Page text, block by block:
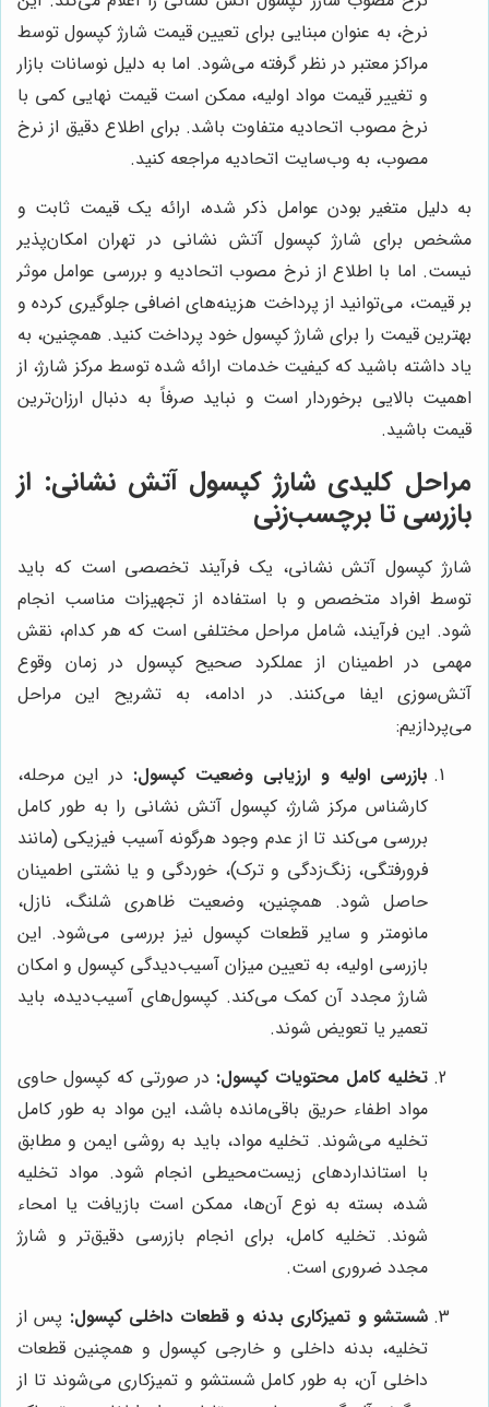
نرخ، به عنوان مبنایی برای تعیین قیمت شارژ کپسول توسط
مراکز معتبر در نظر گرفته می‌شود. اما به دلیل نوسانات بازار
و تغییر قیمت مواد اولیه، ممکن است قیمت نهایی کمی با
نرخ مصوب اتحادیه متفاوت باشد. برای اطلاع دقیق از نرخ
مصوب، به وب‌سایت اتحادیه مراجعه کنید.
به دلیل متغیر بودن عوامل ذکر شده، ارائه یک قیمت ثابت و
مشخص برای شارژ کپسول آتش نشانی در تهران امکان‌پذیر
نیست. اما با اطلاع از نرخ مصوب اتحادیه و بررسی عوامل موثر
بر قیمت، می‌توانید از پرداخت هزینه‌های اضافی جلوگیری کرده و
بهترین قیمت را برای شارژ کپسول خود پرداخت کنید. همچنین، به
یاد داشته باشید که کیفیت خدمات ارائه شده توسط مرکز شارژ، از
اهمیت بالایی برخوردار است و نباید صرفاً به دنبال ارزان‌ترین
قیمت باشید.
مراحل کلیدی شارژ کپسول آتش نشانی: از
بازرسی تا برچسب‌زنی
شارژ کپسول آتش نشانی، یک فرآیند تخصصی است که باید
توسط افراد متخصص و با استفاده از تجهیزات مناسب انجام
شود. این فرآیند، شامل مراحل مختلفی است که هر کدام، نقش
مهمی در اطمینان از عملکرد صحیح کپسول در زمان وقوع
آتش‌سوزی ایفا می‌کنند. در ادامه، به تشریح این مراحل
می‌پردازیم:
بازرسی اولیه و ارزیابی وضعیت کپسول: در این مرحله،
کارشناس مرکز شارژ، کپسول آتش نشانی را به طور کامل
بررسی می‌کند تا از عدم وجود هرگونه آسیب فیزیکی (مانند
فرورفتگی، زنگ‌زدگی و ترک)، خوردگی و یا نشتی اطمینان
حاصل شود. همچنین، وضعیت ظاهری شلنگ، نازل،
مانومتر و سایر قطعات کپسول نیز بررسی می‌شود. این
بازرسی اولیه، به تعیین میزان آسیب‌دیدگی کپسول و امکان
شارژ مجدد آن کمک می‌کند. کپسول‌های آسیب‌دیده، باید
تعمیر یا تعویض شوند.
تخلیه کامل محتویات کپسول: در صورتی که کپسول حاوی
مواد اطفاء حریق باقی‌مانده باشد، این مواد به طور کامل
تخلیه می‌شوند. تخلیه مواد، باید به روشی ایمن و مطابق
با استانداردهای زیست‌محیطی انجام شود. مواد تخلیه
شده، بسته به نوع آن‌ها، ممکن است بازیافت یا امحاء
شوند. تخلیه کامل، برای انجام بازرسی دقیق‌تر و شارژ
مجدد ضروری است.
شستشو و تمیزکاری بدنه و قطعات داخلی کپسول: پس از
تخلیه، بدنه داخلی و خارجی کپسول و همچنین قطعات
داخلی آن، به طور کامل شستشو و تمیزکاری می‌شوند تا از